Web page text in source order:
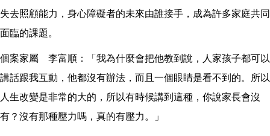
失去照顧能力，身心障礙者的未來由誰接手，成為許多家庭共同
面臨的課題。
個案家屬 李富順：「我為什麼會把他教到說，人家孩子都可以
講話跟我互動，他都沒有辦法，而且一個眼睛是看不到的。所以
人生改變是非常的大的，所以有時候講到這種，你說家長會沒
有？沒有那種壓力嗎，真的有壓力。」